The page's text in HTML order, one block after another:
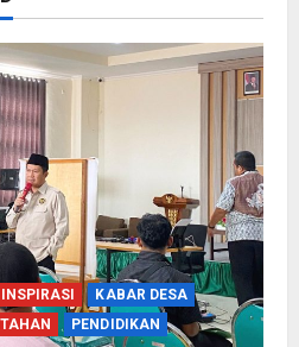
INSPIRASI
KABAR DESA
PENDIDIKAN